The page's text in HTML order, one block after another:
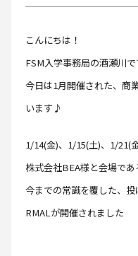
こんにちは！
FSM入学事務局の酒瀬川で
今日は1月開催された、商
います♪
1/14(金)、1/15(土)、1/21(
株式会社BEA様と会場で
今までの常識を覆した、
RMALが開催されました